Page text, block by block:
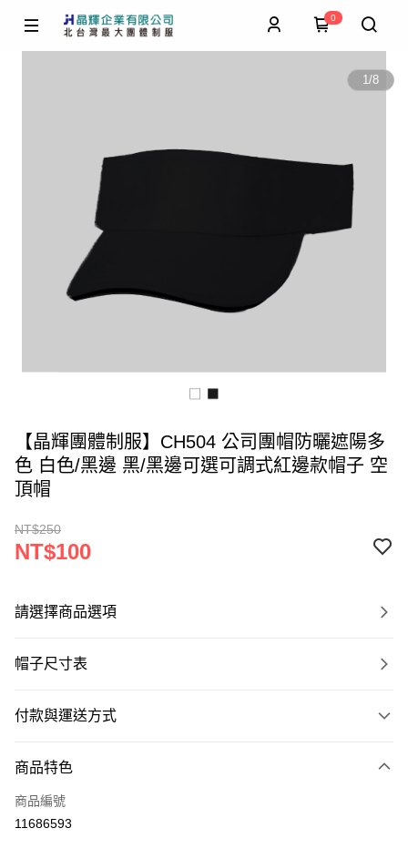
0
1/8
【晶輝團體制服】CH504 公司團帽防曬遮陽多
色 白色/黑邊 黑/黑邊可選可調式紅邊款帽子 空
頂帽
NT$250
NT$100
請選擇商品選項
帽子尺寸表
付款與運送方式
信用卡一次付款
運送方式
商品特色
商品編號
11686593